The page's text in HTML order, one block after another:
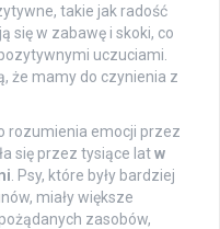
takie jak radość
się w zabawę i skoki, co
uczuciami.
że mamy do czynienia z
rozumienia emocji przez
się przez tysiące latw
. Psy, które były bardziej
miały większe
zasobów,